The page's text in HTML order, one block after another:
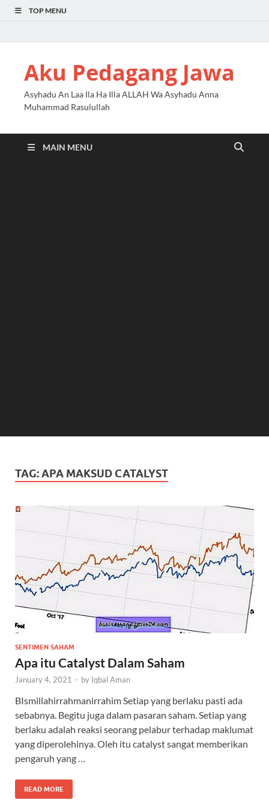
TOP MENU
Aku Pedagang Jawa
Asyhadu An Laa Ila Ha Illa ALLAH Wa Asyhadu Anna
Muhammad Rasulullah
MAIN MENU
TAG:APA MAKSUD CATALYST
SENTIMEN SAHAM
Apa itu Catalyst Dalam Saham
January 4, 2021 - by Iqbal Aman
BIsmillahirrahmanirrahim Setiap yang berlaku pasti ada
sebabnya. Begitu juga dalam pasaran saham. Setiap yang
berlaku adalah reaksi seorang pelabur terhadap maklumat
yang diperolehinya. Oleh itu catalyst sangat memberikan
pengaruh yang …
READ MORE